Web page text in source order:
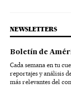
NEWSLETTERS
Boletín de
Cada semana en tu
reportajes y análisis
más relevantes del